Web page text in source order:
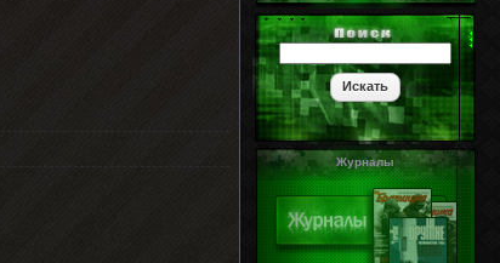
Журналы